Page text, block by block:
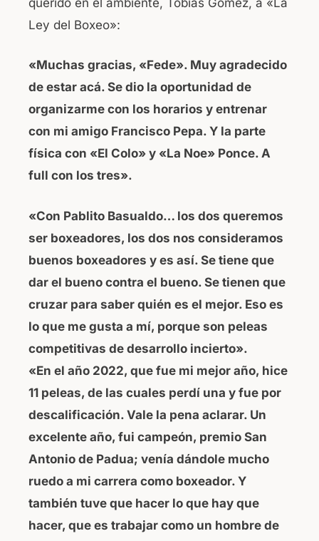
Ley del Boxeo»:
«Muchas gracias, «Fede». Muy agradecido
de estar acá. Se dio la oportunidad de
organizarme con los horarios y entrenar
con mi amigo Francisco Pepa. Y la parte
física con «El Colo» y «La Noe» Ponce. A
full con los tres».
«Con Pablito Basualdo… los dos queremos
ser boxeadores, los dos nos consideramos
buenos boxeadores y es así. Se tiene que
dar el bueno contra el bueno. Se tienen que
cruzar para saber quién es el mejor. Eso es
lo que me gusta a mí, porque son peleas
competitivas de desarrollo incierto».
«En el año 2022, que fue mi mejor año, hice
11 peleas, de las cuales perdí una y fue por
descalificación. Vale la pena aclarar. Un
excelente año, fui campeón, premio San
Antonio de Padua; venía dándole mucho
ruedo a mi carrera como boxeador. Y
también tuve que hacer lo que hay que
hacer, que es trabajar como un hombre de